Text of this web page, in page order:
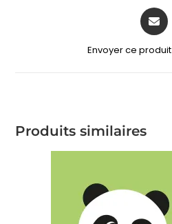
Envoyer ce
Produits similaires